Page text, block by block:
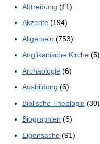
Abtreibung (11)
Akzente (194)
Allgemein (753)
Anglikanische Kirche (5)
Archäologie (6)
Ausbildung (6)
Biblische Theologie (30)
Biographien (6)
Eigensache (91)